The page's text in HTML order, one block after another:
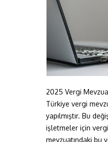
2025 Vergi
Türkiye vergi
yapılmıştır. Bu
işletmeler için
mevzuatındaki bu